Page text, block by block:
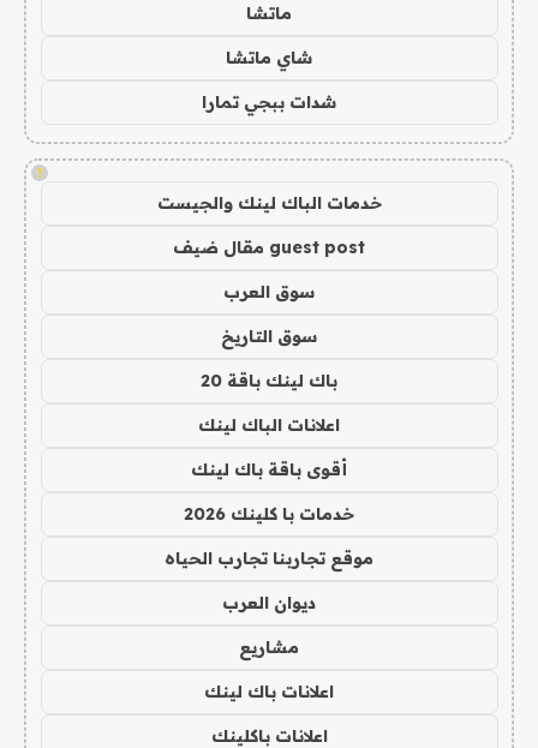
ماتشا
شاي ماتشا
شدات ببجي تمارا
!
خدمات الباك لينك والجيست
guest post مقال ضيف
سوق العرب
سوق التاريخ
باك لينك باقة 20
اعلانات الباك لينك
أقوى باقة باك لينك
خدمات با كلينك 2026
موقع تجاربنا تجارب الحياه
ديوان العرب
مشاريع
اعلانات باك لينك
اعلانات باكلينك